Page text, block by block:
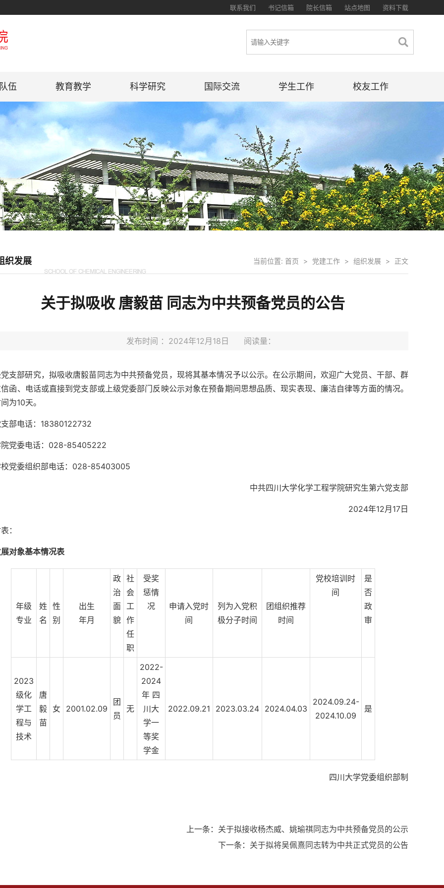
资料下载
站点地图
院长信箱
书记信箱
联系我们
伍 教育教学 科学研究 国际交流 学生工作 校友工作
织发展 当前位置: 首页 > 党建工作 > 组织发展 > 正文
关于拟吸收 唐毅苗 同志为中共预备党员的公告
发布时间 ：2024年12月18日 阅读量：
支部研究，拟吸收唐毅苗同志为中共预备党员，现将其基本情况予以公示。在公示期间，欢迎广大党员、干部、群
函、电话或直接到党支部或上级党委部门反映公示对象在预备期间思想品质、现实表现、廉洁自律等方面的情况。
为10天。
部电话：18380122732
党委电话：028-85405222
党委组织部电话：028-85403005
中共四川大学化学工程学院研究生第六党支部
2024年12月17日
：
对象基本情况表
年级
专业
姓
名
性
别
出生
年月
政
治
面
貌
社
会
工
作
任
职
受奖
惩情
况
申请入党时
间
列为入党积
极分子时间
团组织推荐
时间
党校培训时
间
是
否
政
审
2023
级化
学工
程与
技术
唐
毅
苗
女 2001.02.09
团
员
无
2022-
2024
年 四
川大
学一
等奖
学金
2022.09.21 2023.03.24 2024.04.03
2024.09.24-
2024.10.09
是
四川大学党委组织部制
上一条： 关于拟接收杨杰威、姚瑜祺同志为中共预备党员的公示
下一条： 关于拟将吴佩熹同志转为中共正式党员的公告